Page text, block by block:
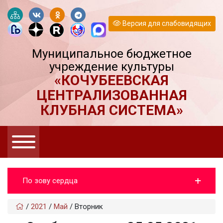
Версия для слабовидящих
Муниципальное бюджетное
учреждение культуры
«КОЧУБЕЕВСКАЯ
ЦЕНТРАЛИЗОВАННАЯ
КЛУБНАЯ СИСТЕМА»
По зову сердца
/ 2021 / Май / Вторник